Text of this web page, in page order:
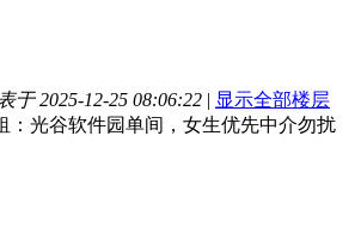
于 2025-12-25 08:06:22 | 显示全部楼层
：光谷软件园单间，女生优先中介勿扰